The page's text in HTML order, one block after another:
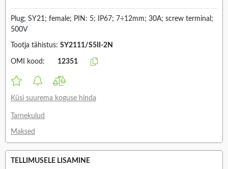
Plug; SY21; female; PIN: 5; IP67; 7÷12mm; 30A; screw terminal;
500V
Tootja tähistus: SY2111/S5II-2N
OMI kood: 12351
Küsi suurema koguse hinda
Tarnekulud
Maksed
TELLIMUSELE LISAMINE